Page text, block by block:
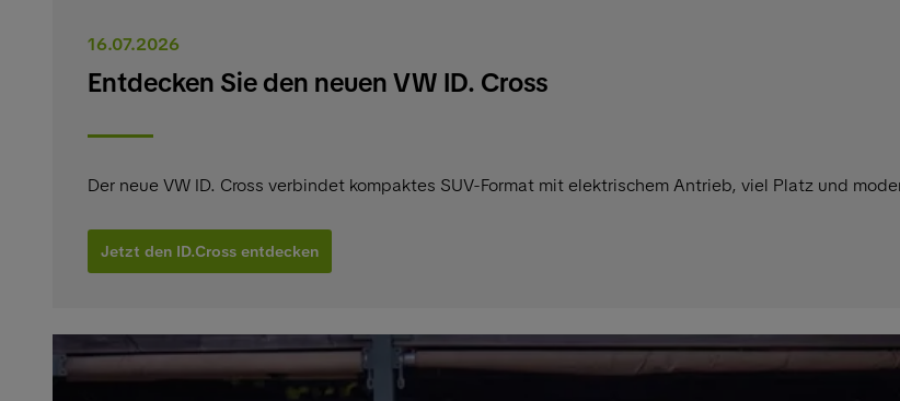
16.07.2026
Entdecken Sie den neuen VW ID. Cross
Der neue VW ID. Cross verbindet kompaktes SUV-Format mit elektrischem Antrieb, viel Platz und
Jetzt den ID.Cross entdecken